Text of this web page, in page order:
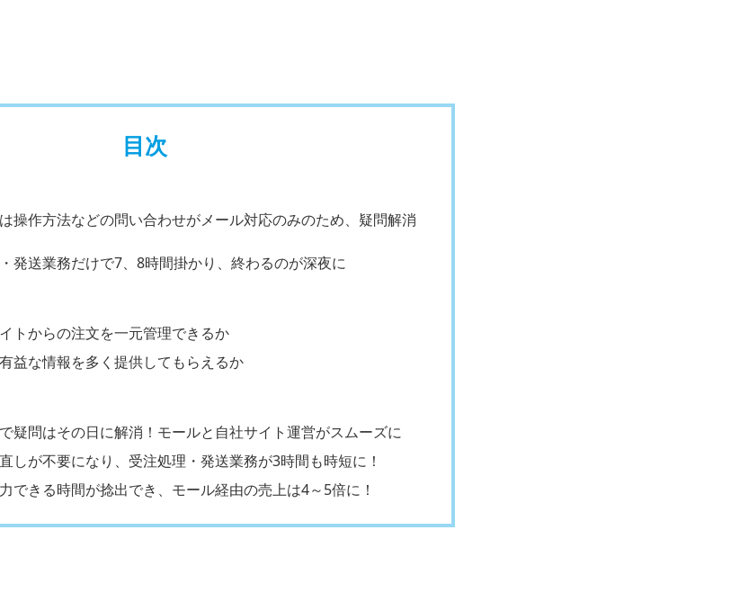
目次
操作方法などの問い合わせがメール対応のみのため、疑問解消
発送業務だけで7、8時間掛かり、終わるのが深夜に
トからの注文を一元管理できるか
益な情報を多く提供してもらえるか
疑問はその日に解消！モールと自社サイト運営がスムーズに
しが不要になり、受注処理・発送業務が3時間も時短に！
できる時間が捻出でき、モール経由の売上は4～5倍に！